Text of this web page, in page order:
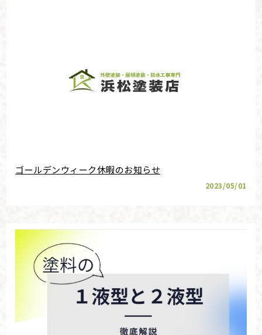
ゴールデンウィーク休暇のお知らせ
2023/05/01